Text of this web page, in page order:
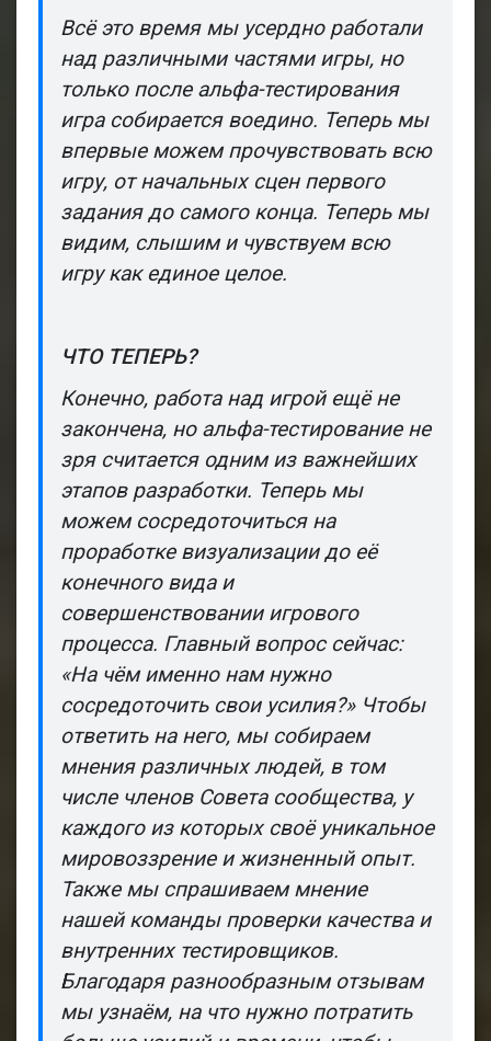
Всё это время мы усердно работали
над различными частями игры, но
только после альфа-тестирования
игра собирается воедино. Теперь мы
впервые можем прочувствовать всю
игру, от начальных сцен первого
задания до самого конца. Теперь мы
видим, слышим и чувствуем всю
игру как единое целое.
ЧТО ТЕПЕРЬ?
Конечно, работа над игрой ещё не
закончена, но альфа-тестирование не
зря считается одним из важнейших
этапов разработки. Теперь мы
можем сосредоточиться на
проработке визуализации до её
конечного вида и
совершенствовании игрового
процесса. Главный вопрос сейчас:
«На чём именно нам нужно
сосредоточить свои усилия?» Чтобы
ответить на него, мы собираем
мнения различных людей, в том
числе членов Совета сообщества, у
каждого из которых своё уникальное
мировоззрение и жизненный опыт.
Также мы спрашиваем мнение
нашей команды проверки качества и
внутренних тестировщиков.
Благодаря разнообразным отзывам
мы узнаём, на что нужно потратить